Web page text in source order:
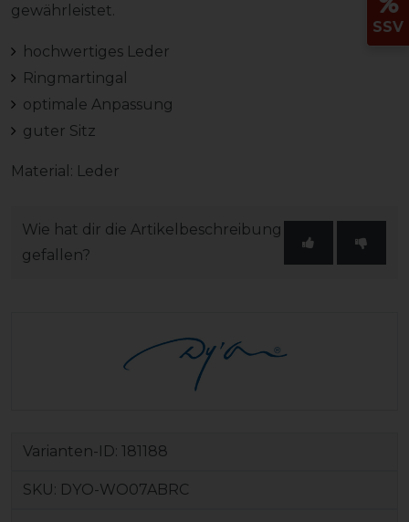
gewährleistet.
hochwertiges Leder
Ringmartingal
optimale Anpassung
guter Sitz
Material: Leder
Wie hat dir die Artikelbeschreibung
gefallen?
Varianten-ID: 181188
SKU: DYO-WO07ABRC
SSV